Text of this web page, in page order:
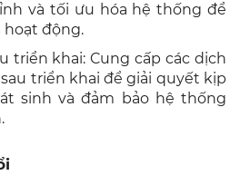
và tối ưu hóa hệ thống để
hoạt động.
triển khai: Cung cấp các dịch
triển khai để giải quyết kịp
sinh và đảm bảo hệ thống